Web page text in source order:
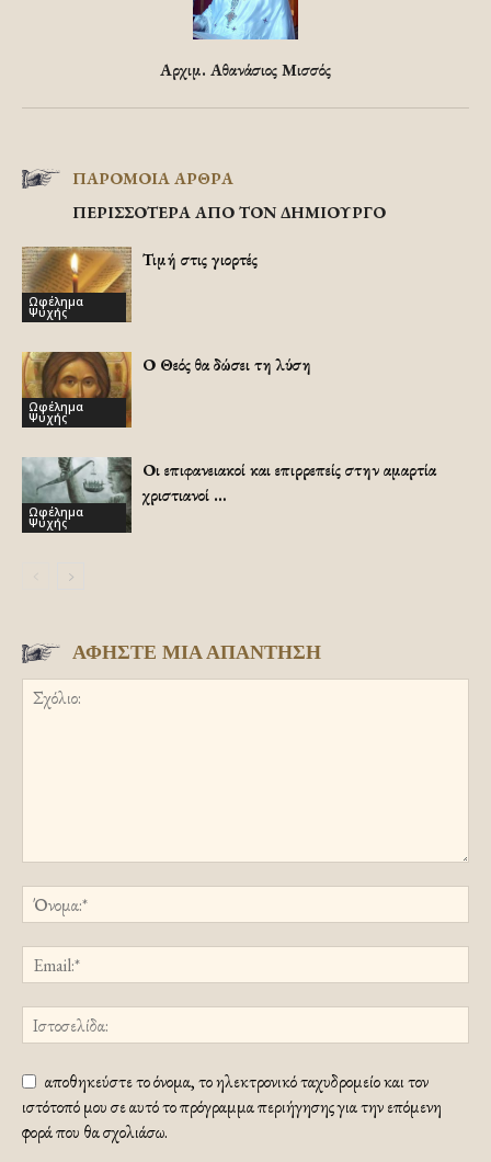
Αρχιμ. Αθανάσιος Μισσός
ΠΑΡΟΜΟΙΑ ΑΡΘΡΑ
ΠΕΡΙΣΣΟΤΕΡΑ ΑΠΟ ΤΟΝ ΔΗΜΙΟΥΡΓΟ
Ωφέλημα
Ψυχής
Τιμή στις γιορτές
Ωφέλημα
Ψυχής
Ο Θεός θα δώσει τη λύση
Ωφέλημα
Ψυχής
Οι επιφανειακοί και επιρρεπείς στην αμαρτία
χριστιανοί …
ΑΦΗΣΤΕ ΜΙΑ ΑΠΑΝΤΗΣΗ
αποθηκεύστε το όνομα, το ηλεκτρονικό ταχυδρομείο και τον
ιστότοπό μου σε αυτό το πρόγραμμα περιήγησης για την επόμενη
φορά που θα σχολιάσω.